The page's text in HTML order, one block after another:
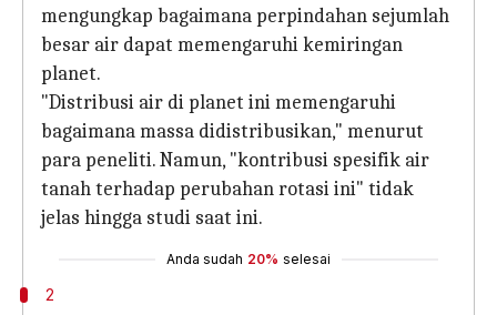
mengungkap bagaimana perpindahan sejumlah
besar air dapat memengaruhi kemiringan
planet.
"Distribusi air di planet ini memengaruhi
bagaimana massa didistribusikan," menurut
para peneliti. Namun, "kontribusi spesifik air
tanah terhadap perubahan rotasi ini" tidak
jelas hingga studi saat ini.
Anda sudah 20% selesai
2